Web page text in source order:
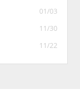
01/03
11/30
11/22